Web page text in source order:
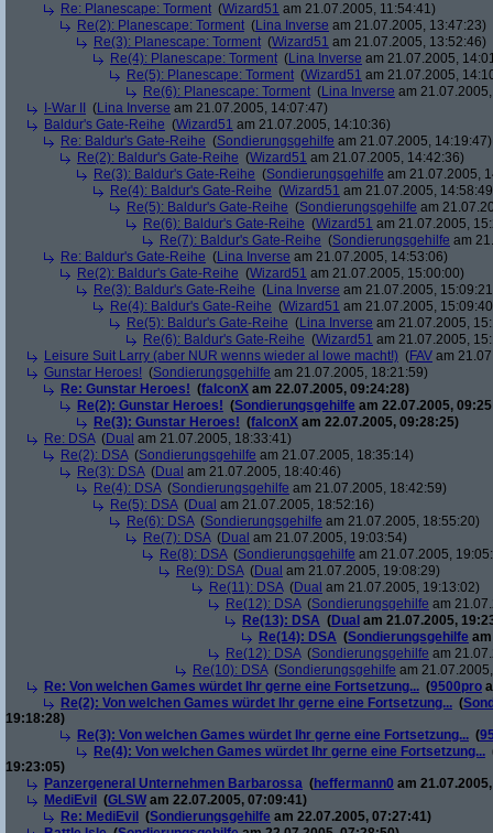
Re: Planescape: Torment (Wizard51 am 21.07.2005, 11:54:41)
Re(2): Planescape: Torment (Lina Inverse am 21.07.2005, 13:47:23)
Re(3): Planescape: Torment (Wizard51 am 21.07.2005, 13:52:46)
Re(4): Planescape: Torment (Lina Inverse am 21.07.2005,
Re(5): Planescape: Torment (Wizard51 am 21.07.2005,
Re(6): Planescape: Torment (Lina Inverse am
I-War II
(Lina Inverse am 21.07.2005, 14:07:47)
Baldur's Gate-Reihe (Wizard51 am 21.07.2005, 14:10:36)
Re: Baldur's Gate-Reihe (Sondierungsgehilfe am 21.07.2005, 14:19:47)
Re(2): Baldur's Gate-Reihe (Wizard51 am 21.07.2005, 14:42:36)
Re(3): Baldur's Gate-Reihe (Sondierungsgehilfe am 21.07.2005,
Re(4): Baldur's Gate-Reihe (Wizard51 am 21.07.2005,
Re(5): Baldur's Gate-Reihe (Sondierungsgehilfe am
Re(6): Baldur's Gate-Reihe (Wizard51 am 21.07.2005,
Re(7): Baldur's Gate-Reihe (Sondierungsgehilfe am
Re: Baldur's Gate-Reihe (Lina Inverse am 21.07.2005, 14:53:06)
Re(2): Baldur's Gate-Reihe (Wizard51 am 21.07.2005, 15:00:00)
Re(3): Baldur's Gate-Reihe (Lina Inverse am 21.07.2005,
Re(4): Baldur's Gate-Reihe (Wizard51 am 21.07.2005,
Re(5): Baldur's Gate-Reihe (Lina Inverse am 21.07.2005,
Re(6): Baldur's Gate-Reihe (Wizard51 am 21.07.2005,
Leisure Suit Larry (aber NUR wenns wieder al lowe macht!) (FAV am
Gunstar Heroes! (Sondierungsgehilfe am 21.07.2005, 18:21:59)
Re: Gunstar Heroes! (falconX am 22.07.2005, 09:24:28)
Re(2): Gunstar Heroes! (Sondierungsgehilfe am 22.07.2005,
Re(3): Gunstar Heroes! (falconX am 22.07.2005, 09:28:25)
Re: DSA(Dual am 21.07.2005, 18:33:41)
Re(2): DSA(Sondierungsgehilfe am 21.07.2005, 18:35:14)
Re(3): DSA(Dual am 21.07.2005, 18:40:46)
Re(4): DSA(Sondierungsgehilfe am 21.07.2005, 18:42:59)
Re(5): DSA(Dual am 21.07.2005, 18:52:16)
Re(6): DSA(Sondierungsgehilfe am 21.07.2005, 18:55:20)
Re(7): DSA(Dual am 21.07.2005, 19:03:54)
Re(8): DSA(Sondierungsgehilfe am 21.07.2005,
Re(9): DSA(Dual am 21.07.2005, 19:08:29)
Re(11): DSA(Dual am 21.07.2005, 19:13:02)
Re(12): DSA(Sondierungsgehilfe am
Re(13): DSA (Dual am 21.07.2005,
Re(14): DSA (Sondierungsgehilfe
Re(12): DSA(Sondierungsgehilfe am
Re(10): DSA(Sondierungsgehilfe am
Re: Von welchen Games würdet Ihr gerne eine Fortsetzung... (9500pro
Re(2): Von welchen Games würdet Ihr gerne eine Fortsetzung... (
19:18:28)
Re(3): Von welchen Games würdet Ihr gerne eine Fortsetzung... (
Re(4): Von welchen Games würdet Ihr gerne eine Fortsetzung...
19:23:05)
Panzergeneral Unternehmen Barbarossa (heffermann0 am
MediEvil
(GLSW am 22.07.2005, 07:09:41)
Re: MediEvil
(Sondierungsgehilfe am 22.07.2005, 07:27:41)